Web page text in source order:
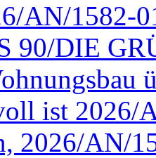
AN/1582-
90/DIE
ist 2026/
2026/AN/